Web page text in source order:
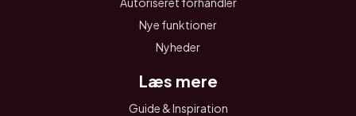
Nye funktioner
Nyheder
Læs mere
Guide & Inspiration